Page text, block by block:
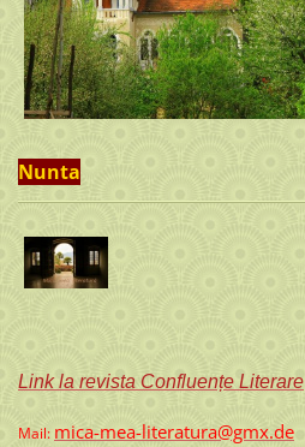
Nunta
Link la revista Confluențe Literare
Mail: mica-mea-literatura@gmx.de